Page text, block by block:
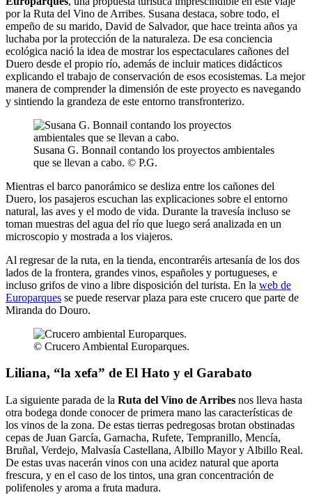
por la Ruta del Vino de Arribes. Susana destaca, sobre todo, el
empeño de su marido, David de Salvador, que hace treinta años ya
luchaba por la protección de la naturaleza. De esa conciencia
ecológica nació la idea de mostrar los espectaculares cañones del
Duero desde el propio río, además de incluir matices didácticos
explicando el trabajo de conservación de esos ecosistemas. La mejor
manera de comprender la dimensión de este proyecto es navegando
y sintiendo la grandeza de este entorno transfronterizo.
Susana G. Bonnail contando los proyectos ambientales
que se llevan a cabo. © P.G.
Mientras el barco panorámico se desliza entre los cañones del
Duero, los pasajeros escuchan las explicaciones sobre el entorno
natural, las aves y el modo de vida. Durante la travesía incluso se
toman muestras del agua del río que luego será analizada en un
microscopio y mostrada a los viajeros.
Al regresar de la ruta, en la tienda, encontraréis artesanía de los dos
lados de la frontera, grandes vinos, españoles y portugueses, e
incluso grifos de vino a libre disposición del turista. En la web de
Europarques se puede reservar plaza para este crucero que parte de
Miranda do Douro.
© Crucero Ambiental Europarques.
Liliana, “la xefa” de El Hato y el Garabato
La siguiente parada de la Ruta del Vino de Arribes nos lleva hasta
otra bodega donde conocer de primera mano las características de
los vinos de la zona. De estas tierras pedregosas brotan obstinadas
cepas de Juan García, Garnacha, Rufete, Tempranillo, Mencía,
Bruñal, Verdejo, Malvasía Castellana, Albillo Mayor y Albillo Real.
De estas uvas nacerán vinos con una acidez natural que aporta
frescura, y en el caso de los tintos, una gran concentración de
polifenoles y aroma a fruta madura.